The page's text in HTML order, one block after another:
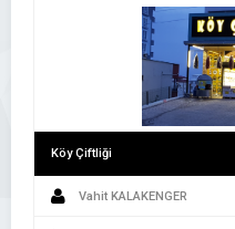
Köy Çiftliği
Vahit KALAKENGER